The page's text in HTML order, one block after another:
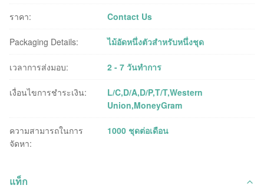
ราคา: Contact Us
Packaging Details: ไม้อัดหนึ่งตัวสำหรับหนึ่งชุด
เวลาการส่งมอบ: 2 - 7 วันทำการ
เงื่อนไขการชำระเงิน:
L/C,D/A,D/P,T/T,Western
Union,MoneyGram
ความสามารถในการ
จัดหา:
1000 ชุดต่อเดือน
แท็ก